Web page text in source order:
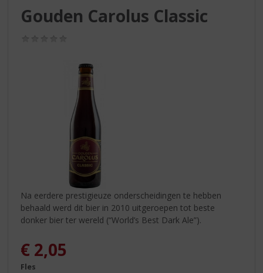
Gouden Carolus Classic
Na eerdere prestigieuze onderscheidingen te hebben
behaald werd dit bier in 2010 uitgeroepen tot beste
donker bier ter wereld (“World’s Best Dark Ale”).
€ 2,05
Fles